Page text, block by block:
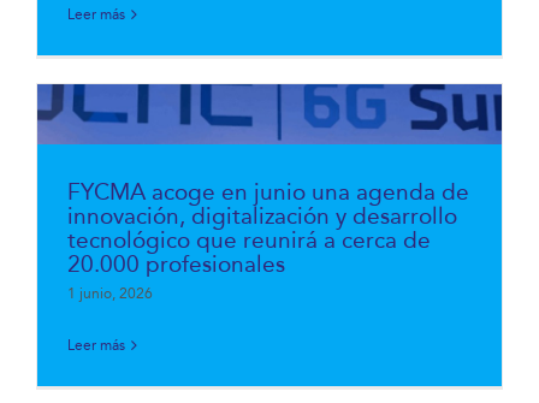
Leer más
FYCMA acoge en junio una agenda de
innovación, digitalización y desarrollo
tecnológico que reunirá a cerca de
20.000 profesionales
1 junio, 2026
Leer más